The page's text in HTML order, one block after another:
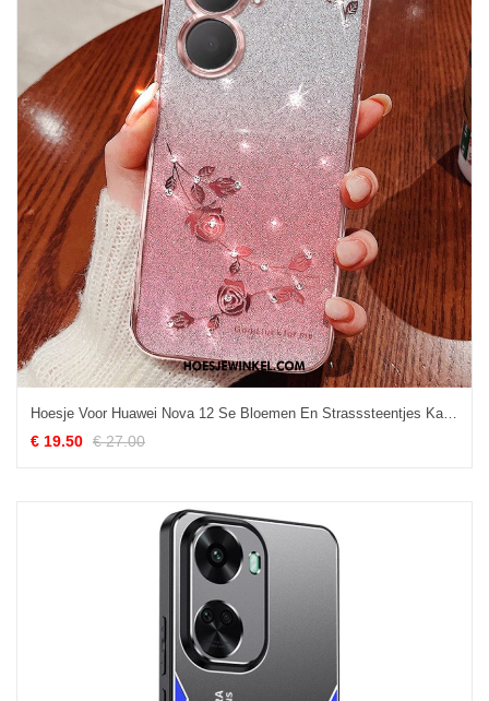
Hoesje Voor Huawei Nova 12 Se Bloemen En Strasssteentjes Kadem
€ 19.50 € 27.00